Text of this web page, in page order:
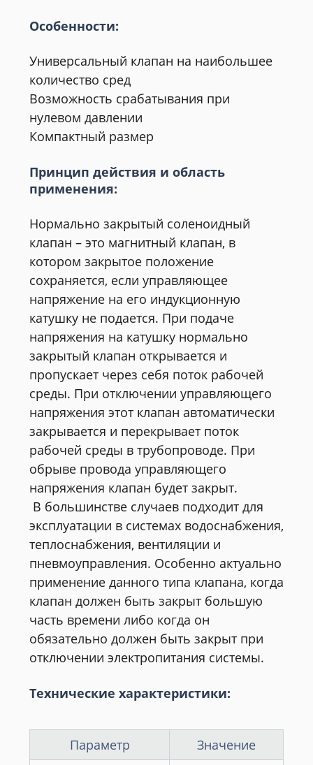
Особенности:
Универсальный клапан на наибольшее
количество сред
Возможность срабатывания при
нулевом давлении
Компактный размер
Принцип действия и область
применения:
Нормально закрытый соленоидный
клапан – это магнитный клапан, в
котором закрытое положение
сохраняется, если управляющее
напряжение на его индукционную
катушку не подается. При подаче
напряжения на катушку нормально
закрытый клапан открывается и
пропускает через себя поток рабочей
среды. При отключении управляющего
напряжения этот клапан автоматически
закрывается и перекрывает поток
рабочей среды в трубопроводе. При
обрыве провода управляющего
напряжения клапан будет закрыт.
В большинстве случаев подходит для
эксплуатации в системах водоснабжения,
теплоснабжения, вентиляции и
пневмоуправления. Особенно актуально
применение данного типа клапана, когда
клапан должен быть закрыт большую
часть времени либо когда он
обязательно должен быть закрыт при
отключении электропитания системы.
Технические характеристики:
Параметр Значение